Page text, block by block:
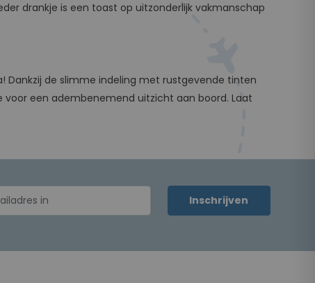
drankje is een toast op uitzonderlijk vakmanschap
Dankzij de slimme indeling met rustgevende tinten
voor een adembenemend uitzicht aan boord. Laat
Inschrijven